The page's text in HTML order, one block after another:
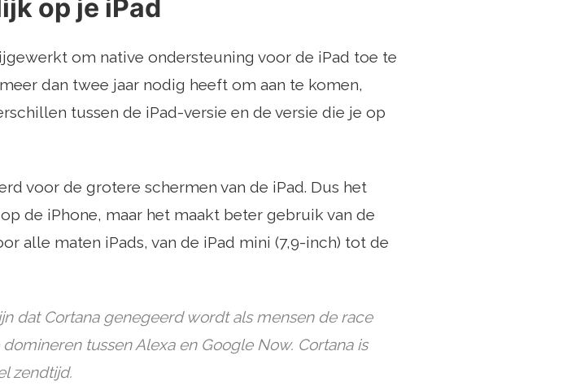
op je iPad
om native ondersteuning voor de iPad toe te
dan twee jaar nodig heeft om aan te komen,
tussen de iPad-versie en de versie die je op
voor de grotere schermen van de iPad. Dus het
de iPhone, maar het maakt beter gebruik van de
alle maten iPads, van de iPad mini (7,9-inch) tot de
dat Cortana genegeerd wordt als mensen de race
tussen Alexa en Google Now. Cortana is
zendtijd.